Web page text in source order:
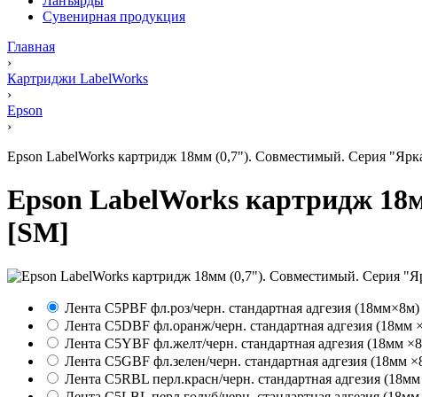
Сувенирная продукция
Главная
›
Картриджи LabelWorks
›
Epson
›
Epson LabelWorks картридж 18мм (0,7"). Совместимый. Серия
Epson LabelWorks картридж
[SM]
Лента C5PBF фл.роз/черн. стандартная адгезия (18мм×8м)
Лента C5DBF фл.оранж/черн. стандартная адгезия (18мм
Лента C5YBF фл.желт/черн. стандартная адгезия (18мм
Лента C5GBF фл.зелен/черн. стандартная адгезия (18мм
Лента C5RBL перл.красн/черн. стандартная адгезия